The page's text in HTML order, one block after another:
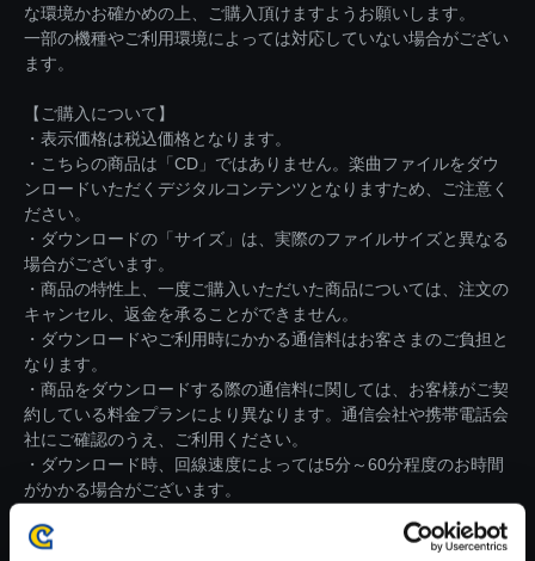
な環境かお確かめの上、ご購入頂けますようお願いします。
一部の機種やご利用環境によっては対応していない場合がござい
ます。
【ご購入について】
・表示価格は税込価格となります。
・こちらの商品は「CD」ではありません。楽曲ファイルをダウ
ンロードいただくデジタルコンテンツとなりますため、ご注意く
ださい。
・ダウンロードの「サイズ」は、実際のファイルサイズと異なる
場合がございます。
・商品の特性上、一度ご購入いただいた商品については、注文の
キャンセル、返金を承ることができません。
・ダウンロードやご利用時にかかる通信料はお客さまのご負担と
なります。
・商品をダウンロードする際の通信料に関しては、お客様がご契
約している料金プランにより異なります。通信会社や携帯電話会
社にご確認のうえ、ご利用ください。
・ダウンロード時、回線速度によっては5分～60分程度のお時間
がかかる場合がございます。
が安定しているWifi環境でお試しください。